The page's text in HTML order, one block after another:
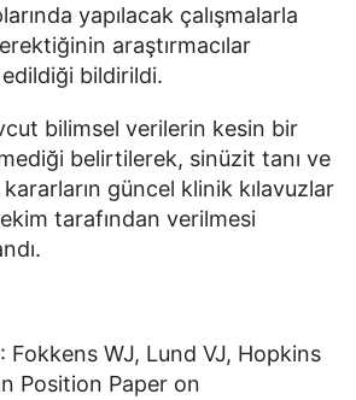
yapılacak çalışmalarla
araştırmacılar
bildirildi.
bilimsel verilerin kesin bir
belirtilerek, sinüzit tanı ve
güncel klinik kılavuzlar
tarafından verilmesi
WJ, Lund VJ, Hopkins
Position Paper on